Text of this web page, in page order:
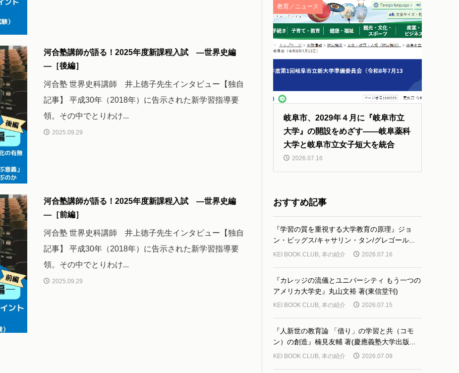
河合塾講師が語る！2025年度新課程入試 ―世界史編
―［後編］
河合塾 世界史科講師 井上徳子先生インタビュー【独自
記事】 平成30年（2018年）に告示された新学習指導要
領。その中でとりわけ...
2025.09.29
河合塾講師が語る！2025年度新課程入試 ―世界史編
―［前編］
河合塾 世界史科講師 井上徳子先生インタビュー【独自
記事】 平成30年（2018年）に告示された新学習指導要
領。その中でとりわけ...
2025.09.29
教育／ニュース
岐阜市、2029年４月に『岐阜市立
大学』の開設をめざす――岐阜薬科
大学と岐阜市立女子短大を統合
2026.07.16
おすすめ記事
『学習の質を重視する大学教育の原理』ジョ
ン・ビッグス/キャサリン・タン/グレゴール...
KEI BOOK CLUB ,本の紹介 2026.07.16
『カレッジの流儀とユニバーシティ もう一つの
アメリカ大学史』丸山文裕 著(東信堂刊)
KEI BOOK CLUB ,本の紹介 2026.07.15
『人新世の教育論 「借り」の学習と共（コモ
ン）の創造』楠見友輔 著(慶應義塾大学出版...
KEI BOOK CLUB,本の紹介 2026.07.09